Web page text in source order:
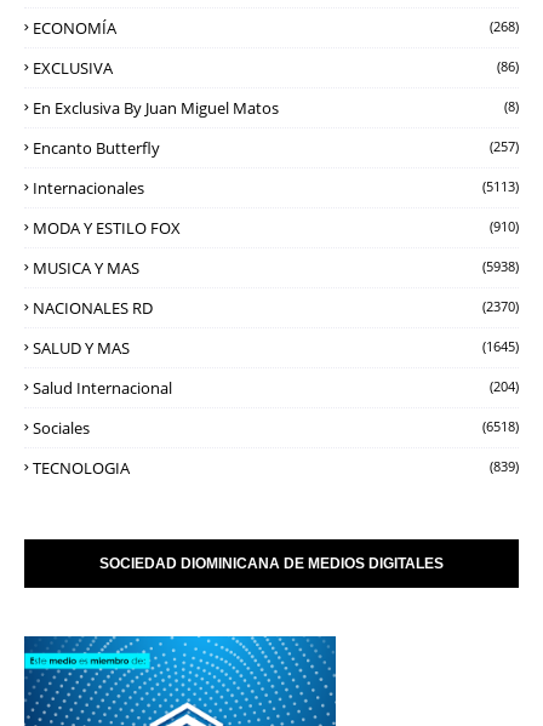
ECONOMÍA (268)
EXCLUSIVA (86)
En Exclusiva By Juan Miguel Matos (8)
Encanto Butterfly (257)
Internacionales (5113)
MODA Y ESTILO FOX (910)
MUSICA Y MAS (5938)
NACIONALES RD (2370)
SALUD Y MAS (1645)
Salud Internacional (204)
Sociales (6518)
TECNOLOGIA (839)
SOCIEDAD DIOMINICANA DE MEDIOS DIGITALES